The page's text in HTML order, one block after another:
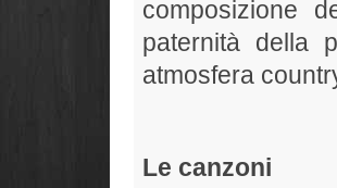
composizione
paternità della
atmosfera
Le canzoni